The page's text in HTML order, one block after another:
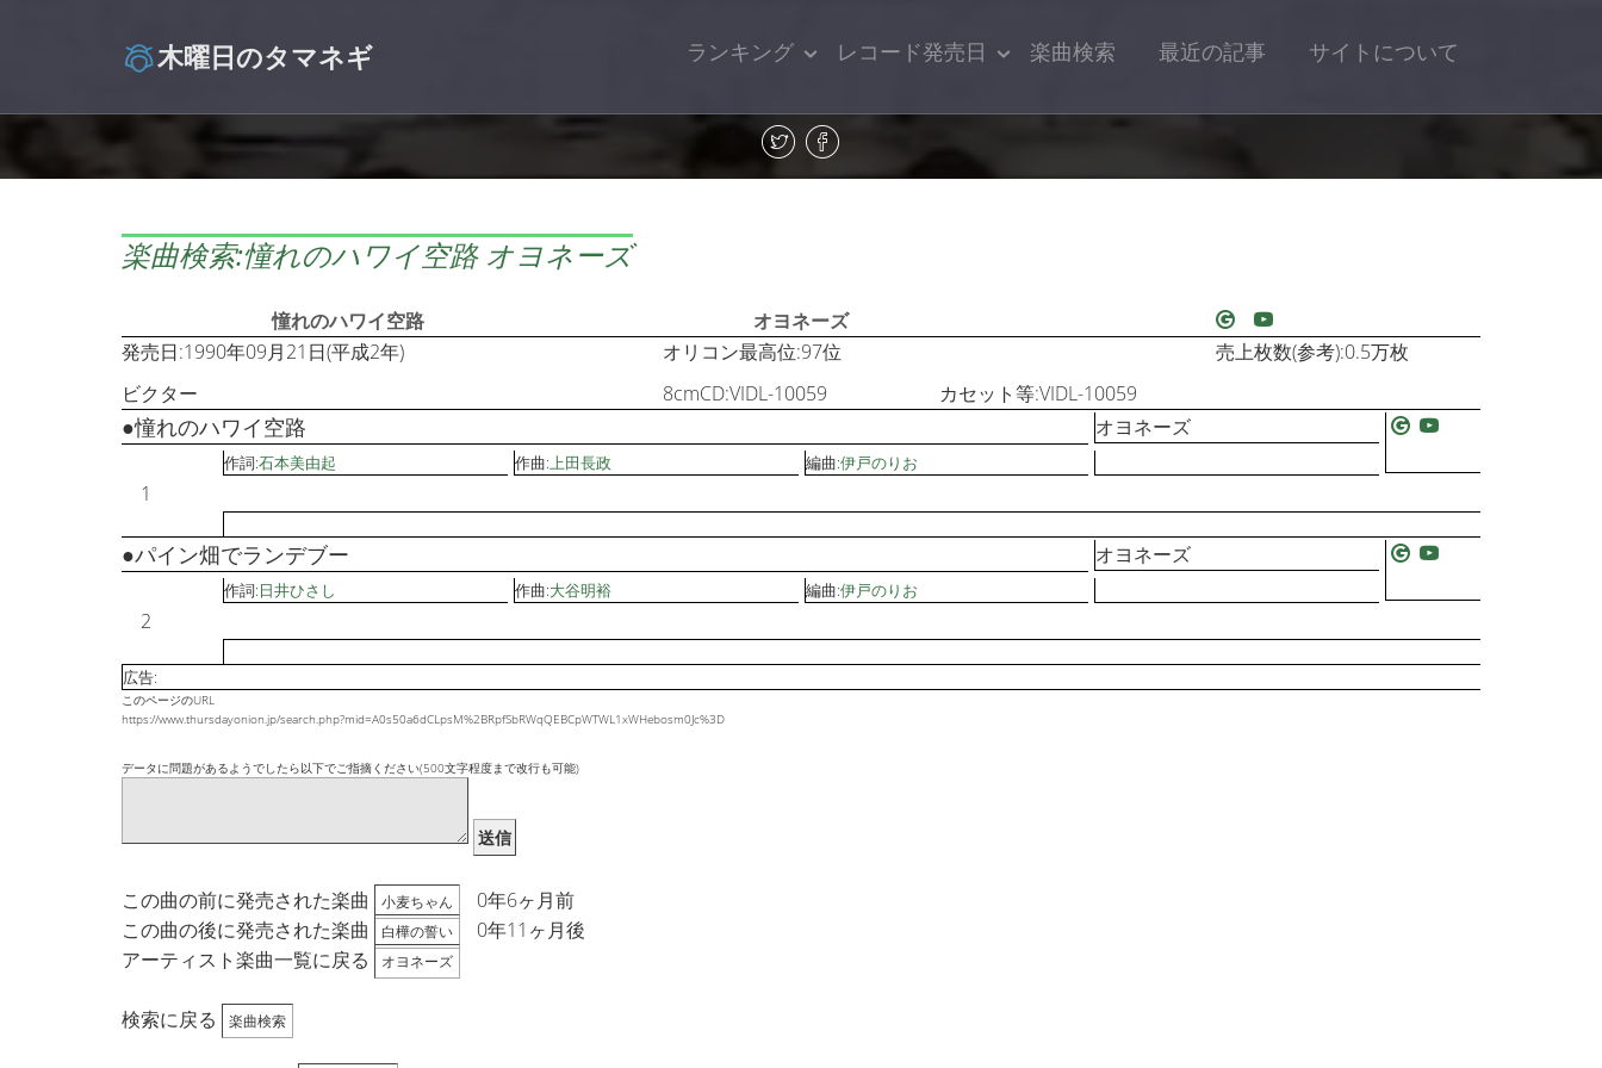
木曜日のタマネギ ランキング レコード発売日 楽曲検索 最近の記事 サイトについて
楽曲検索:憧れのハワイ空路 オヨネーズ
憧れのハワイ空路
オヨネーズ
発売日:1990年09月21日(平成2年)
オリコン最高位:97位
売上枚数(参考):0.5万枚
ビクター
8cmCD:VIDL-10059 カセット等:VIDL-10059
1
●憧れのハワイ空路 オヨネーズ
作詞:石本美由起 作曲:上田長政 編曲:伊戸のりお
2
●パイン畑でランデブー オヨネーズ
作詞:日井ひさし 作曲:大谷明裕 編曲:伊戸のりお
広告:
このページのURL
https://www.thursdayonion.jp/search.php?mid=A0s50a6dCLpsM%2BRpfSbRWqQEBCpWTWL1xWHebosm0Jc%3D
データに問題があるようでしたら以下でご指摘ください(500文字程度まで改行も可能)
送信
この曲の前に発売された楽曲 小麦ちゃん
0年6ヶ月前
この曲の後に発売された楽曲
白樺の誓い
0年11ヶ月後
アーティスト楽曲一覧に戻る
オヨネーズ
検索に戻る 楽曲検索